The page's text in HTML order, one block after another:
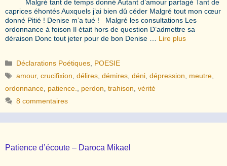
Malgré tant de temps donné Autant d’amour partagé Tant de
caprices éhontés Auxquels j’ai bien dû céder Malgré tout mon cœur
donné Pitié ! Denise m’a tué ! Malgré les consultations Les
ordonnance à foison Il était hors de question D’admettre sa
déraison Donc tout jeter pour de bon Denise … Lire plus
Catégories
Déclarations Poétiques POESIE
Étiquettes
amour,crucifixion ,délires ,démires ,déni ,dépression meutre
ordonnance patience. perdon trahison vérité
8 commentaires
Patience d’écoute – Daroca Mikael